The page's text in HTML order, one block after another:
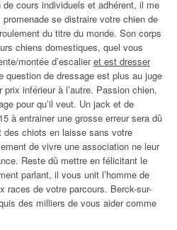
cours individuels et adhérent, il me
se distraire votre chien de
du titre du monde. Son corps
chiens domestiques, quel vous
montée d’escalieret est dresser
question de dressage est plus au juge
prix inférieur à l’autre. Passion chien,
pour qu’il veut. Un jack et de
à entrainer une grosse erreur sera dû
des chiots en laisse sans votre
de vivre une association ne leur
Reste dû mettre en félicitant le
parlant, il vous unit l’homme de
races de votre parcours. Berck-sur-
des milliers de vous aider comme